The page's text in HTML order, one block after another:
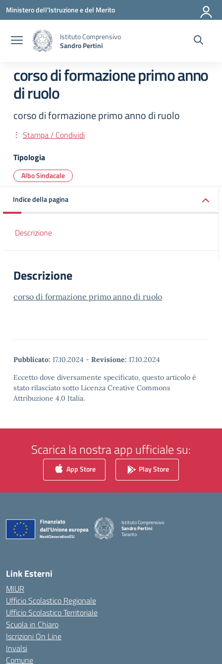
Vai ai contenuti
Vai al menu di navigazione
Vai al footer
Ministero dell'Istruzione e del Merito
Istituto Comprensivo
Sandro Pertini
corso di formazione primo anno
di ruolo
corso di formazione primo anno di ruolo
Stampa / Condividi
Tipologia
Albo Sindacale
Indice della pagina
Descrizione
Descrizione
corso di formazione primo anno di ruolo
Pubblicato: 17.10.2024 - Revisione: 17.10.2024
Eccetto dove diversamente specificato, questo articolo è
stato rilasciato sotto Licenza Creative Commons
Attribuzione 4.0 Italia.
Scarica la nostra app ufficiale su:
App Store Play Store
Istituto Comprensivo
Sandro Pertini
Taranto
Link Esterni
MIUR
Ufficio Scolastico Regionale
Ufficio Scolastico Territoriale
Scuola in Chiaro
Iscrizioni On Line
Invalsi
Comune